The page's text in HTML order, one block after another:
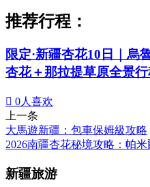
推荐行程：
限定·新疆杏花10日｜烏
杏花＋那拉提草原全景
 0人喜欢
上一条
大馬遊新疆：包車保姆級攻略
2026南疆杏花秘境攻略：帕
新疆旅游